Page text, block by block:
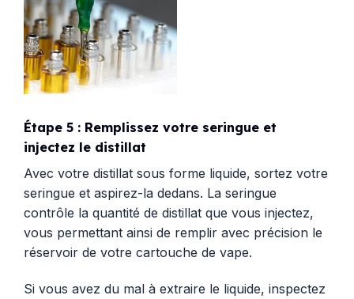
Étape 5 : Remplissez votre seringue et
injectez le distillat
Avec votre distillat sous forme liquide, sortez votre
seringue et aspirez-la dedans. La seringue
contrôle la quantité de distillat que vous injectez,
vous permettant ainsi de remplir avec précision le
réservoir de votre cartouche de vape.
Si vous avez du mal à extraire le liquide, inspectez